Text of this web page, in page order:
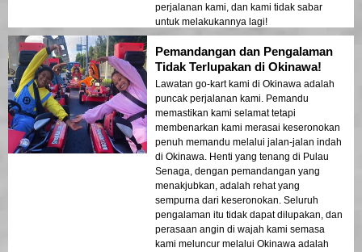
perjalanan kami, dan kami tidak sabar
untuk melakukannya lagi!
Pemandangan dan Pengalaman
Tidak Terlupakan di Okinawa!
Lawatan go-kart kami di Okinawa adalah
puncak perjalanan kami. Pemandu
memastikan kami selamat tetapi
membenarkan kami merasai keseronokan
penuh memandu melalui jalan-jalan indah
di Okinawa. Henti yang tenang di Pulau
Senaga, dengan pemandangan yang
menakjubkan, adalah rehat yang
sempurna dari keseronokan. Seluruh
pengalaman itu tidak dapat dilupakan, dan
perasaan angin di wajah kami semasa
kami meluncur melalui Okinawa adalah